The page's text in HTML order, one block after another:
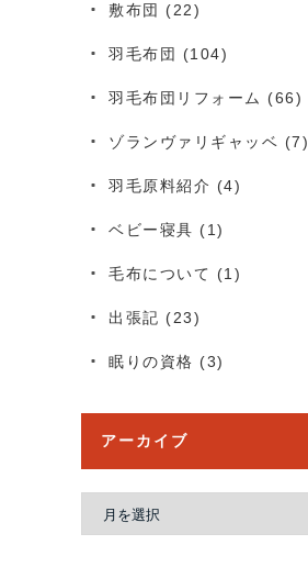
敷布団 (22)
羽毛布団 (104)
羽毛布団リフォーム (66)
ゾランヴァリギャッベ (7)
羽毛原料紹介 (4)
ベビー寝具 (1)
毛布について (1)
出張記 (23)
眠りの資格 (3)
アーカイブ
ー